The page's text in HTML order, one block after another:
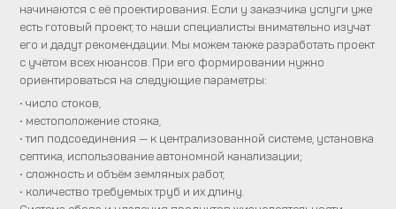
начинаются с её проектирования. Если у заказчика услуги уже
есть готовый проект, то наши специалисты внимательно изучат
его и дадут рекомендации. Мы можем также разработать проект
с учётом всех нюансов. При его формировании нужно
ориентироваться на следующие параметры:
• число стоков,
• местоположение стояка,
• тип подсоединения — к централизованной системе, установка
септика, использование автономной канализации;
• сложность и объём земляных работ,
• количество требуемых труб и их длину.